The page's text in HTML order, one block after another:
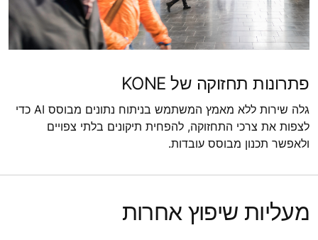
פתרונות תחזוקה של KONE
גלה שירות ללא מאמץ המשתמש בניתוח נתונים מבוסס AI כדי
לצפות את צרכי התחזוקה, להפחית תיקונים בלתי צפויים
ולאפשר תכנון מבוסס עובדות.
מעליות שיפוץ אחרות